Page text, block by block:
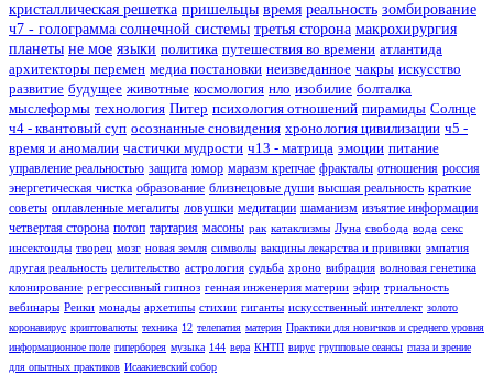
кристаллическая решетка пришельцы время реальность зомбирование
ч7 - голограмма солнечной системы третья сторона макрохирургия
планеты не мое языки политика путешествия во времени атлантида
архитекторы перемен медиа постановки неизведанное чакры искусство
развитие будущее животные космология нло изобилие болталка
мыслеформы технология Питер психология отношений пирамиды Солнце
ч4 - квантовый суп осознанные сновидения хронология цивилизации ч5 -
время и аномалии частички мудрости ч13 - матрица эмоции питание
управление реальностью защита юмор маразм крепчае фракталы отношения россия
энергетическая чистка образование близнецовые души высшая реальность краткие
советы оплавленные мегалиты ловушки медитации шаманизм изъятие информации
четвертая сторона потоп тартария масоны рак катаклизмы Луна свобода вода секс
инсектоиды творец мозг новая земля символы вакцины лекарства и прививки эмпатия
другая реальность целительство астрология судьба хроно вибрация волновая генетика
клонирование регрессивный гипноз генная инженерия материи эфир триальность
вебинары Реики монады архетипы стихии гиганты искусственный интеллект золото
коронавирус криптовалюты техника 12 телепатия материя Практики для новичков и среднего уровня
информационное поле гиперборея музыка 144 вера КНТП вирус групповые сеансы глаза и зрение
для опытных практиков Исаакиевский собор